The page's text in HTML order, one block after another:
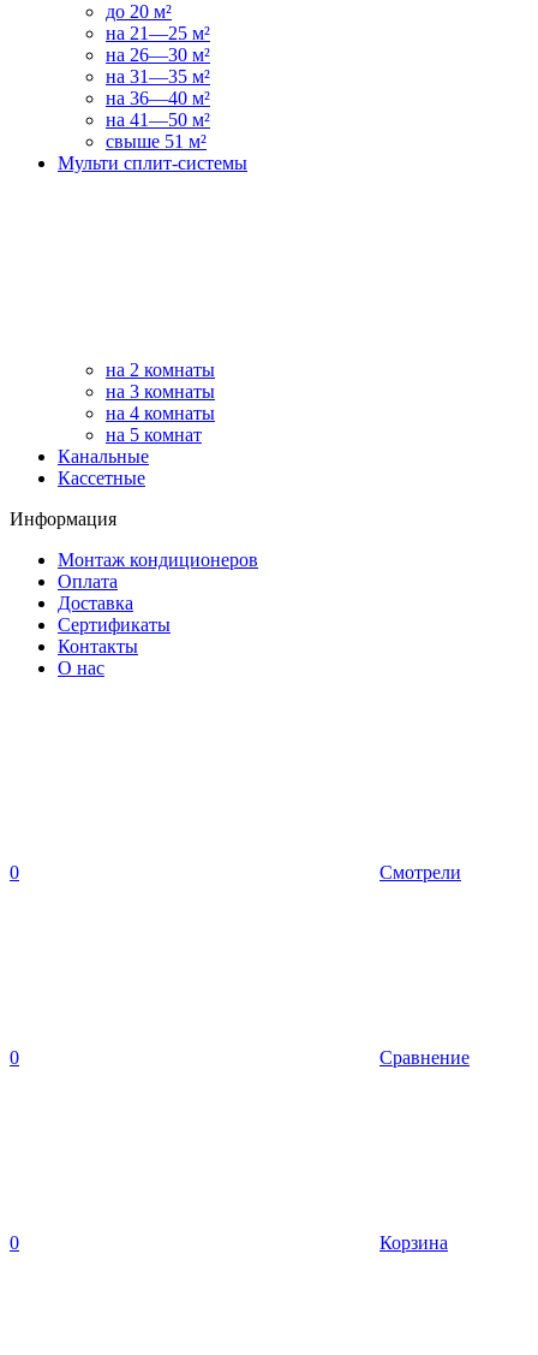
до 20 м²
на 21—25 м²
на 26—30 м²
на 31—35 м²
на 36—40 м²
на 41—50 м²
свыше 51 м²
Мульти сплит-системы
на 2 комнаты
на 3 комнаты
на 4 комнаты
на 5 комнат
Канальные
Кассетные
Информация
Монтаж кондиционеров
Оплата
Доставка
Сертификаты
Контакты
О нас
0 Смотрели
0 Сравнение
0 Корзина